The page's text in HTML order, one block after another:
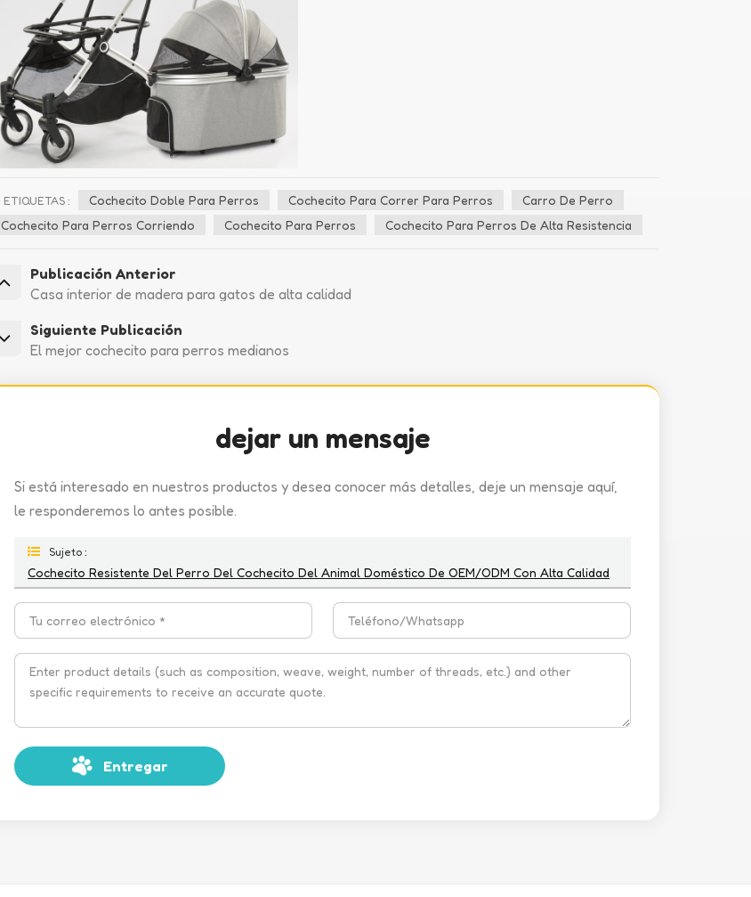
ETIQUETAS : Cochecito Doble Para Perros Cochecito Para Correr Para Perros
Carro De Perro
Cochecito Para Perros Corriendo
Cochecito Para Perros Cochecito Para Perros De Alta Resistencia
Publicación Anterior
Casa interior de madera para gatos de alta calidad
Siguiente Publicación
El mejor cochecito para perros medianos
dejar un mensaje
Si está interesado en nuestros productos y desea conocer más detalles, deje un mensaje aquí,
le responderemos lo antes posible.
Sujeto :
Cochecito Resistente Del Perro Del Cochecito Del Animal Doméstico De OEM/ODM Con Alta Calidad
Entregar